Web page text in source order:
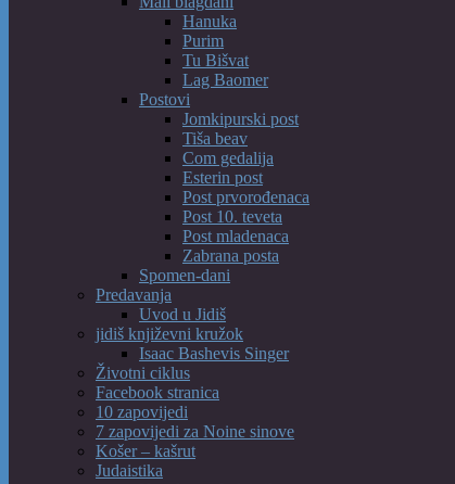
Hanuka
Purim
Tu Bišvat
Lag Baomer
Postovi
Jomkipurski post
Tiša beav
Com gedalija
Esterin post
Post prvorođenaca
Post 10. teveta
Post mladenaca
Zabrana posta
Spomen-dani
Predavanja
Uvod u Jidiš
jidiš književni kružok
Isaac Bashevis Singer
Životni ciklus
Facebook stranica
10 zapovijedi
7 zapovijedi za Noine sinove
Košer – kašrut
Judaistika